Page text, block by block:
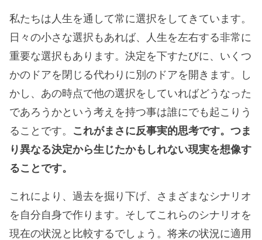
私たちは人生を通して常に選択をしてきています。
日々の小さな選択もあれば、人生を左右する非常に
重要な選択もあります。決定を下すたびに、いくつ
かのドアを閉じる代わりに別のドアを開きます。し
かし、あの時点で他の選択をしていればどうなった
であろうかという考えを持つ事は誰にでも起こりう
ることです。 これがまさに反事実的思考です。つま
り異なる決定から生じたかもしれない現実を想像す
ることです。
これにより、過去を掘り下げ、さまざまなシナリオ
を自分自身で作ります。そしてこれらのシナリオを
現在の状況と比較するでしょう。将来の状況に適用